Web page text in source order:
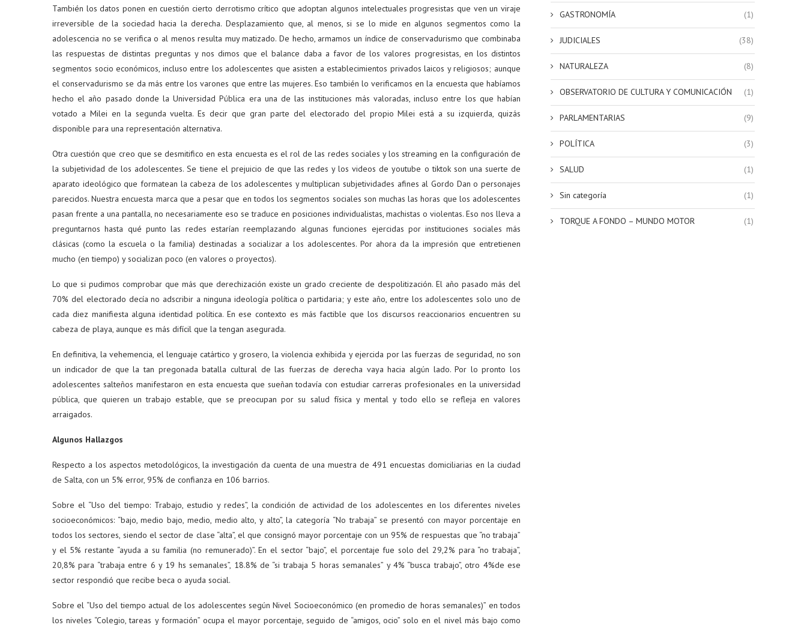
También los datos ponen en cuestión cierto derrotismo crítico que adoptan algunos intelectuales progresistas que ven un viraje
irreversible de la sociedad hacia la derecha. Desplazamiento que, al menos, si se lo mide en algunos segmentos como la
adolescencia no se verifica o al menos resulta muy matizado. De hecho, armamos un índice de conservadurismo que combinaba
las respuestas de distintas preguntas y nos dimos que el balance daba a favor de los valores progresistas, en los distintos
segmentos socio económicos, incluso entre los adolescentes que asisten a establecimientos privados laicos y religiosos; aunque
el conservadurismo se da más entre los varones que entre las mujeres. Eso también lo verificamos en la encuesta que habíamos
hecho el año pasado donde la Universidad Pública era una de las instituciones más valoradas, incluso entre los que habían
votado a Milei en la segunda vuelta. Es decir que gran parte del electorado del propio Milei está a su izquierda, quizás
disponible para una representación alternativa.
Otra cuestión que creo que se desmitifico en esta encuesta es el rol de las redes sociales y los streaming en la configuración de
la subjetividad de los adolescentes. Se tiene el prejuicio de que las redes y los videos de youtube o tiktok son una suerte de
aparato ideológico que formatean la cabeza de los adolescentes y multiplican subjetividades afines al Gordo Dan o personajes
parecidos. Nuestra encuesta marca que a pesar que en todos los segmentos sociales son muchas las horas que los adolescentes
pasan frente a una pantalla, no necesariamente eso se traduce en posiciones individualistas, machistas o violentas. Eso nos lleva a
preguntarnos hasta qué punto las redes estarían reemplazando algunas funciones ejercidas por instituciones sociales más
clásicas (como la escuela o la familia) destinadas a socializar a los adolescentes. Por ahora da la impresión que entretienen
mucho (en tiempo) y socializan poco (en valores o proyectos).
Lo que si pudimos comprobar que más que derechización existe un grado creciente de despolitización. El año pasado más del
70% del electorado decía no adscribir a ninguna ideología política o partidaria; y este año, entre los adolescentes solo uno de
cada diez manifiesta alguna identidad política. En ese contexto es más factible que los discursos reaccionarios encuentren su
cabeza de playa, aunque es más difícil que la tengan asegurada.
En definitiva, la vehemencia, el lenguaje catártico y grosero, la violencia exhibida y ejercida por las fuerzas de seguridad, no son
un indicador de que la tan pregonada batalla cultural de las fuerzas de derecha vaya hacia algún lado. Por lo pronto los
adolescentes salteños manifestaron en esta encuesta que sueñan todavía con estudiar carreras profesionales en la universidad
pública, que quieren un trabajo estable, que se preocupan por su salud física y mental y todo ello se refleja en valores
arraigados.
Algunos Hallazgos
Respecto a los aspectos metodológicos, la investigación da cuenta de una muestra de 491 encuestas domiciliarias en la ciudad
de Salta, con un 5% error, 95% de confianza en 106 barrios.
Sobre el “Uso del tiempo: Trabajo, estudio y redes”, la condición de actividad de los adolescentes en los diferentes niveles
socioeconómicos: “bajo, medio bajo, medio, medio alto, y alto”, la categoría “No trabaja” se presentó con mayor porcentaje en
todos los sectores, siendo el sector de clase “alta”, el que consignó mayor porcentaje con un 95% de respuestas que “no trabaja”
y el 5% restante “ayuda a su familia (no remunerado)”. En el sector “bajo”, el porcentaje fue solo del 29,2% para “no trabaja”,
20,8% para “trabaja entre 6 y 19 hs semanales”, 18.8% de “si trabaja 5 horas semanales” y 4% “busca trabajo”, otro 4%de ese
sector respondió que recibe beca o ayuda social.
Sobre el “Uso del tiempo actual de los adolescentes según Nivel Socioeconómico (en promedio de horas semanales)” en todos
los niveles “Colegio, tareas y formación” ocupa el mayor porcentaje, seguido de “amigos, ocio” solo en el nivel más bajo como
GASTRONOMÍA (1)
JUDICIALES (38)
NATURALEZA (8)
OBSERVATORIO DE CULTURA Y COMUNICACIÓN (1)
PARLAMENTARIAS (9)
POLÍTICA (3)
SALUD (1)
Sin categoría (1)
TORQUE A FONDO – MUNDO MOTOR (1)